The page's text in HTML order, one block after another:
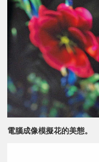
電腦成像模擬花的美態。